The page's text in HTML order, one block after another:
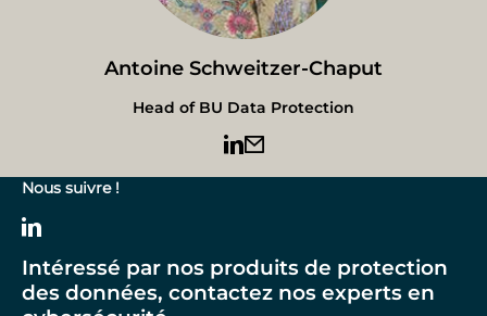
Antoine Schweitzer-Chaput
Head of BU Data Protection
Nous suivre !
Intéressé par nos produits de protection
des données, contactez nos experts en